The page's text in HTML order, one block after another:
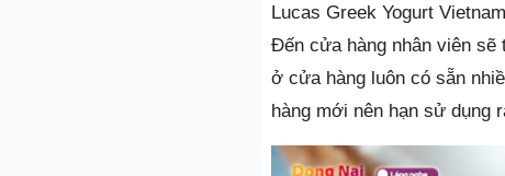
Lucas Greek Yogurt
Đến cửa hàng nhân viên
ở cửa hàng luôn có sẵn
hàng mới nên hạn sử dụng